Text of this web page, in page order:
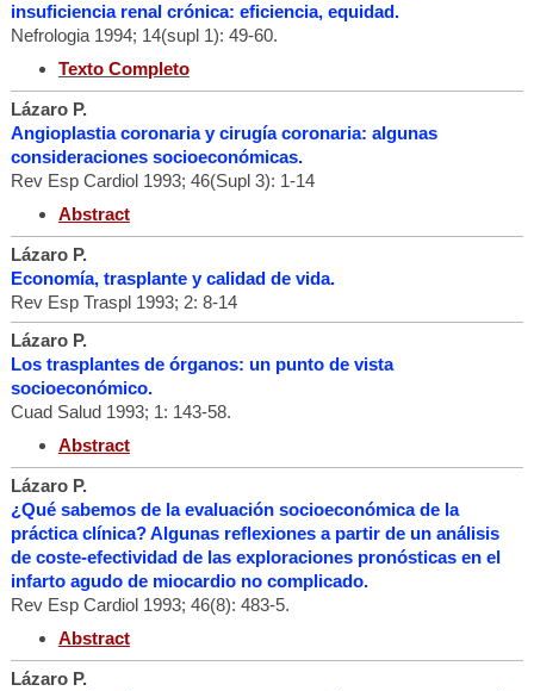
insuficiencia renal crónica: eficiencia, equidad.
Nefrologia 1994; 14(supl 1): 49-60.
Texto Completo
Lázaro P.
Angioplastia coronaria y cirugía coronaria: algunas
consideraciones socioeconómicas.
Rev Esp Cardiol 1993; 46(Supl 3): 1-14
Abstract
Lázaro P.
Economía, trasplante y calidad de vida.
Rev Esp Traspl 1993; 2: 8-14
Lázaro P.
Los trasplantes de órganos: un punto de vista
socioeconómico.
Cuad Salud 1993; 1: 143-58.
Abstract
Lázaro P.
¿Qué sabemos de la evaluación socioeconómica de la
práctica clínica? Algunas reflexiones a partir de un análisis
de coste-efectividad de las exploraciones pronósticas en el
infarto agudo de miocardio no complicado.
Rev Esp Cardiol 1993; 46(8): 483-5.
Abstract
Lázaro P.